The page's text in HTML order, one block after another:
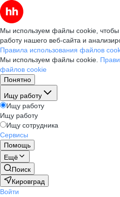
Мы используем файлы cookie, чтобы
работу нашего веб-сайта и
Правила использования файлов
Мы используем файлы cookie.
файлов cookie
Понятно
Ищу работу
Ищу работу
Ищу работу
Ищу сотрудника
Сервисы
Помощь
Ещё
Поиск
Кировград
Войти